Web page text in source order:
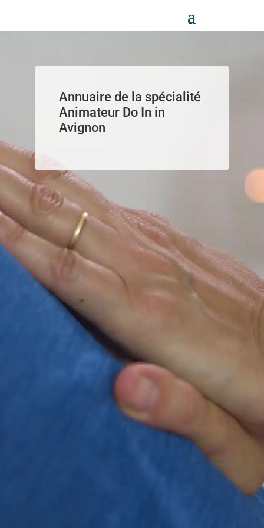
Annuaire de la spécialité
Animateur Do In in
Avignon